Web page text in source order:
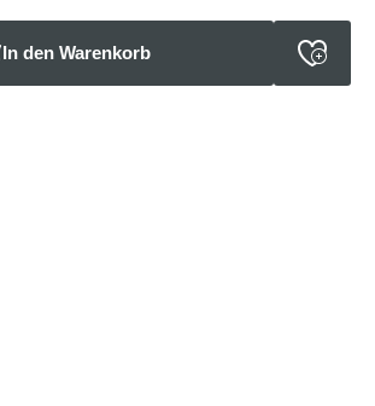
In den Warenkorb